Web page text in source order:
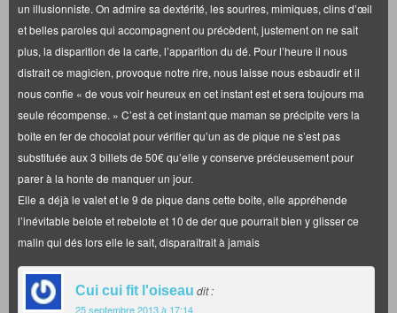
un illusionniste. On admire sa dextérité, les sourires, mimiques, clins d’œil
et belles paroles qui accompagnent ou précèdent, justement on ne sait
plus, la disparition de la carte, l’apparition du dé. Pour l’heure il nous
distrait ce magicien, provoque notre rire, nous laisse nous esbaudir et il
nous confie « de vous voir heureux en cet instant est et sera toujours ma
seule récompense. » C’est à cet instant que maman se précipite vers la
boite en fer de chocolat pour vérifier qu’un as de pique ne s’est pas
substituée aux 3 billets de 50€ qu’elle y conserve précieusement pour
parer à la honte de manquer un jour.
Elle a déjà le valet et le 9 de pique dans cette boite, elle appréhende
l’inévitable belote et rebelote et 10 de der que pourrait bien y glisser ce
malin qui dés lors elle le sait, disparaîtrait à jamais
Cui cui fit l'oiseau dit :
25 septembre 2013 à 17:14